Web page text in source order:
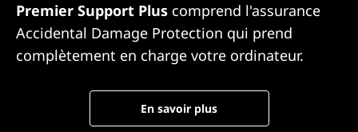
Premier Support Plus comprend l'assurance
Accidental Damage Protection qui prend
complètement en charge votre ordinateur.
En savoir plus